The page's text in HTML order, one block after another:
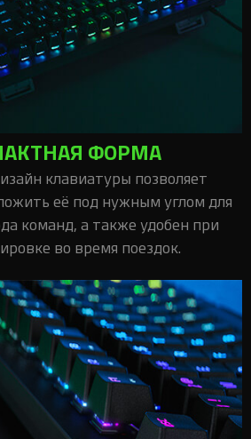
ФОРМА
клавиатуры позволяет
её под нужным углом для
команд, а также удобен при
во время поездок.